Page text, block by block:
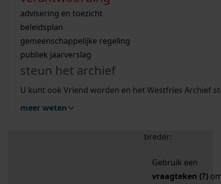
bouwvergunningen
omgevingsvergunningen
vergunningen
beeld en geluid
uitleg nodig?
Wij helpen u op weg met een aantal zoektips.
bekijk alle zoektips
Wij helpen u op weg met een aantal zoektips.
bekijk alle zoektips
bekijk ons geschiedenislokaal
advisering en toezicht
beleidsplan
gemeenschappelijke regeling
publiek jaarverslag
steun het archief
U kunt ook Vriend worden en het Westfries Archief
meer weten
zoektips
Mijn Studiezaal (inloggen)
uw zoekopdracht te
breder:
Gebruik een
vraagteken (?)